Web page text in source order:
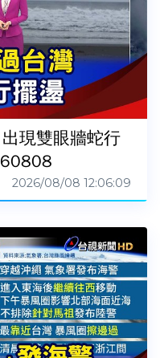
出現雙眼牆蛇行
2026/08/08 12:06:09